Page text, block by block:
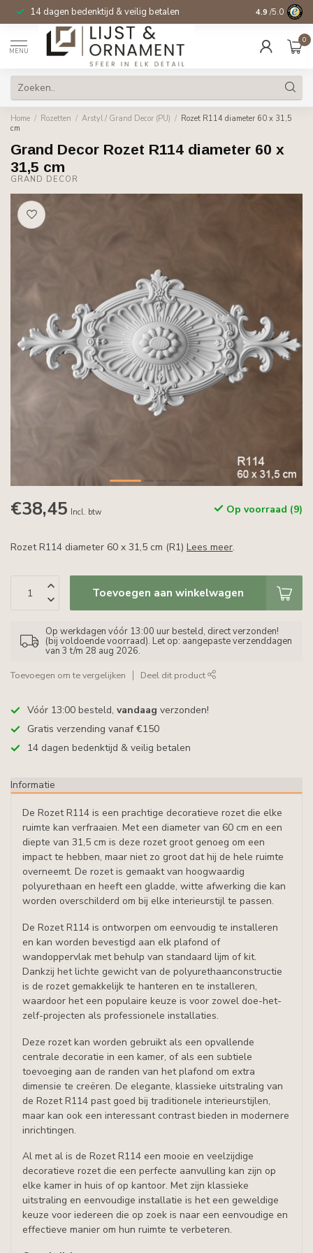
14 dagen bedenktijd & veilig betalen 4.9 /5.0
MENU
0
Home / Rozetten / Arstyl / Grand Decor (PU) / Rozet R114 diameter 60 x 31,5
cm
Grand Decor Rozet R114 diameter 60 x
31,5 cm
GRAND DECOR
€38,45 Incl. btw Op voorraad (9)
Rozet R114 diameter 60 x 31,5 cm (R1) Lees meer.
Toevoegen aan winkelwagen
Op werkdagen vóór 13:00 uur besteld, direct verzonden!
(bij voldoende voorraad). Let op: aangepaste verzenddagen
van 3 t/m 28 aug 2026.
Toevoegen om te vergelijken Deel dit product
Vóór 13:00 besteld, vandaag verzonden!
Gratis verzending vanaf €150
14 dagen bedenktijd & veilig betalen
Informatie
De Rozet R114 is een prachtige decoratieve rozet die elke
ruimte kan verfraaien. Met een diameter van 60 cm en een
diepte van 31,5 cm is deze rozet groot genoeg om een
impact te hebben, maar niet zo groot dat hij de hele ruimte
overneemt. De rozet is gemaakt van hoogwaardig
polyurethaan en heeft een gladde, witte afwerking die kan
worden overschilderd om bij elke interieurstijl te passen.
De Rozet R114 is ontworpen om eenvoudig te installeren
en kan worden bevestigd aan elk plafond of
wandoppervlak met behulp van standaard lijm of kit.
Dankzij het lichte gewicht van de polyurethaanconstructie
is de rozet gemakkelijk te hanteren en te installeren,
waardoor het een populaire keuze is voor zowel doe-het-
zelf-projecten als professionele installaties.
Deze rozet kan worden gebruikt als een opvallende
centrale decoratie in een kamer, of als een subtiele
toevoeging aan de randen van het plafond om extra
dimensie te creëren. De elegante, klassieke uitstraling van
de Rozet R114 past goed bij traditionele interieurstijlen,
maar kan ook een interessant contrast bieden in modernere
inrichtingen.
Al met al is de Rozet R114 een mooie en veelzijdige
decoratieve rozet die een perfecte aanvulling kan zijn op
elke kamer in huis of op kantoor. Met zijn klassieke
uitstraling en eenvoudige installatie is het een geweldige
keuze voor iedereen die op zoek is naar een eenvoudige en
effectieve manier om hun ruimte te verbeteren.